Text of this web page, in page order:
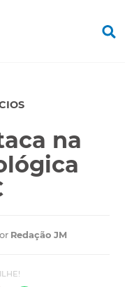
na
Redação JM